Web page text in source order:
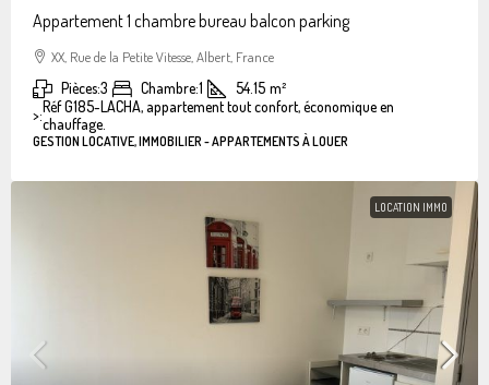
Appartement 1 chambre bureau balcon parking
XX, Rue de la Petite Vitesse, Albert, France
Pièces:3 Chambre:1 54.15 m²
>:Réf G185-LACHA, appartement tout confort, économique en
chauffage.
GESTION LOCATIVE, IMMOBILIER - APPARTEMENTS À LOUER
LOCATION IMMO